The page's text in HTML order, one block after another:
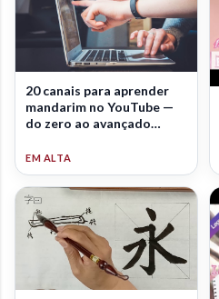
20 canais para aprender
mandarim no YouTube —
do zero ao avançado